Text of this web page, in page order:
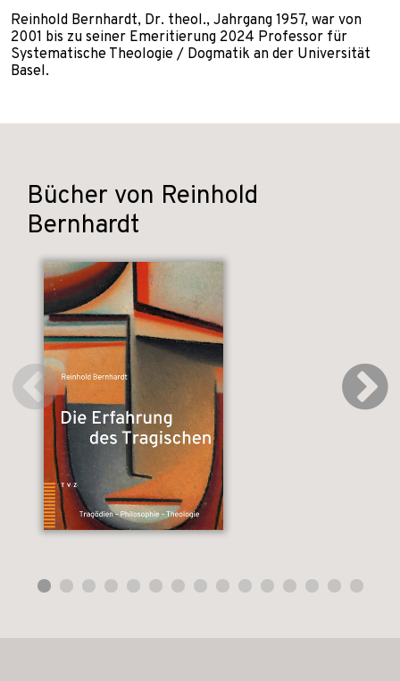
Reinhold Bernhardt, Dr. theol., Jahrgang 1957, war von
2001 bis zu seiner Emeritierung 2024 Professor für
Systematische Theologie / Dogmatik an der Universität
Basel.
Bücher von Reinhold
Bernhardt